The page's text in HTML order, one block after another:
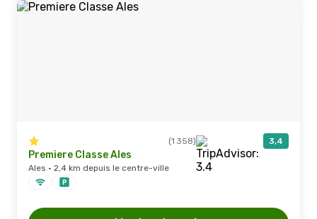
(1 358) 3,4
Premiere Classe Ales
Ales · 2,4 km depuis le centre-ville